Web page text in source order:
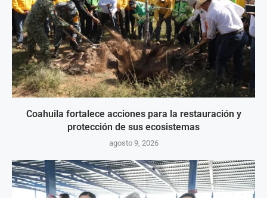
Coahuila fortalece acciones para la restauración y
protección de sus ecosistemas
agosto 9, 2026